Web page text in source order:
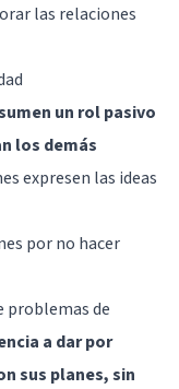
las relaciones
un rol pasivo
los demás
expresen las ideas
por no hacer
problemas de
a dar por
sus planes, sin